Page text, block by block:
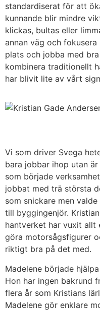
standardiserat för att
kunnande blir mindre
klickas, bultas eller
annan väg och
plats och jobba med
kombinera traditionellt
har blivit lite av vårt
Vi som driver Svega
bara jobbar ihop utan
som började
jobbat med trä största
som snickare men
till byggingenjör.
hantverket har vuxit allt
göra motorsågsfigurer
riktigt bra på det med.
Madelene började
Hon har ingen bakrund
flera år som Kristians
Madelene gör enklare